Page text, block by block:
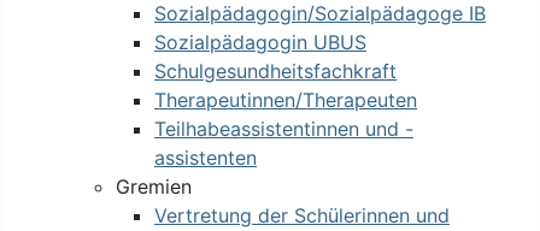
Sozialpädagogin/Sozialpädagoge IB
Sozialpädagogin UBUS
Schulgesundheitsfachkraft
Therapeutinnen/Therapeuten
Teilhabeassistentinnen und -
assistenten
Gremien
Vertretung der Schülerinnen und